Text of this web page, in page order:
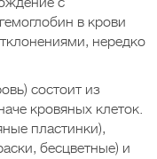
в крови
нередко
состоит из
кровяных клеток.
пластинки),
бесцветные) и